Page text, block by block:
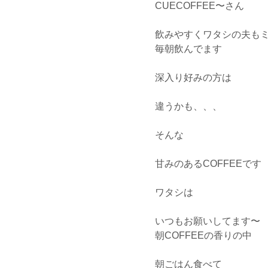
CUECOFFEE〜さん
飲みやすくワタシの夫も
毎朝飲んでます
深入り好みの方は
違うかも、、、
そんな
甘みのあるCOFFEEです
ワタシは
いつもお願いしてます〜
朝COFFEEの香りの中
朝ごはん食べて